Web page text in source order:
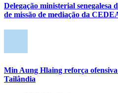
Delegação ministerial senegalesa
de missão de mediação da
Min Aung Hlaing reforça
Tailândia